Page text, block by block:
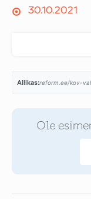
30.10.2021
Allikas:
Ole